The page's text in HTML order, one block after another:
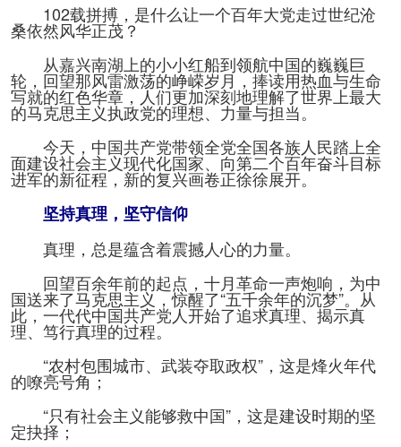
入会须知 会员管理
四川文学 星星诗刊 当代文坛 四川作家报
公告公示
公告公示 讣告 征稿启事 新会员发展名单
专题专栏
102载拼搏，是什么让一个百年大党走过世纪沧
桑依然风华正茂？
从嘉兴南湖上的小小红船到领航中国的巍巍巨
轮，回望那风雷激荡的峥嵘岁月，捧读用热血与生命
写就的红色华章，人们更加深刻地理解了世界上最大
的马克思主义执政党的理想、力量与担当。
今天，中国共产党带领全党全国各族人民踏上全
面建设社会主义现代化国家、向第二个百年奋斗目标
进军的新征程，新的复兴画卷正徐徐展开。
坚持真理，坚守信仰
真理，总是蕴含着震撼人心的力量。
回望百余年前的起点，十月革命一声炮响，为中
国送来了马克思主义，惊醒了“五千余年的沉梦”。从
此，一代代中国共产党人开始了追求真理、揭示真
理、笃行真理的过程。
“农村包围城市、武装夺取政权”，这是烽火年代
的嘹亮号角；
“只有社会主义能够救中国”，这是建设时期的坚
定抉择；